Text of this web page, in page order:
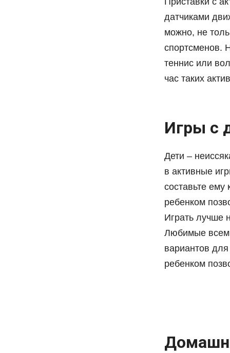
датчиками
можно, не
спортсменов.
теннис или
час таких
Игры с
Дети –
в активные
составьте ему
ребенком
Играть лучше
Любимые
вариантов
ребенком